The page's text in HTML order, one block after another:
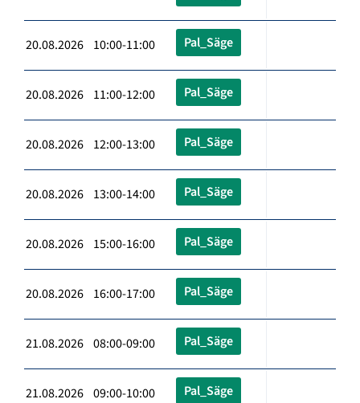
20.08.2026 10:00-11:00 Pal_Säge
20.08.2026 11:00-12:00 Pal_Säge
20.08.2026 12:00-13:00 Pal_Säge
20.08.2026 13:00-14:00 Pal_Säge
20.08.2026 15:00-16:00 Pal_Säge
20.08.2026 16:00-17:00 Pal_Säge
21.08.2026 08:00-09:00 Pal_Säge
21.08.2026 09:00-10:00 Pal_Säge